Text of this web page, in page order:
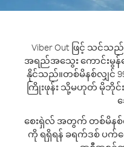
Viber Out ဖြင့် သင်
အရည်အသွေး ကောင်းမွန်သ
နိုင်သည်။တစ်မိနစ်လျှင်
ကြိုးဖုန်း သို့မဟုတ် မိုဘို
စေးရှဲလ် အတွက် တစ်မိနစ်လ
ကို ရရှိရန် ခရက်ဒစ် ပက်က